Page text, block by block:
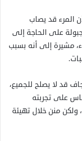
المرء قد يصاب
على الحاجة إلى
مشيرة إلى أنه بسبب
قد لا يصلح للجميع،
على تجربته
ولكن منن خلال تهيئة